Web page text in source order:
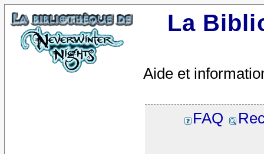
La
Aide et
FAQ